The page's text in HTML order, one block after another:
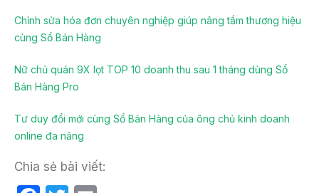
Chỉnh sửa hóa đơn chuyên nghiệp giúp nâng tầm thương hiệu
cùng Sổ Bán Hàng
Nữ chủ quán 9X lọt TOP 10 doanh thu sau 1 tháng dùng Sổ
Bán Hàng Pro
Tư duy đổi mới cùng Sổ Bán Hàng của ông chủ kinh doanh
online đa năng
Chia sẻ bài viết: